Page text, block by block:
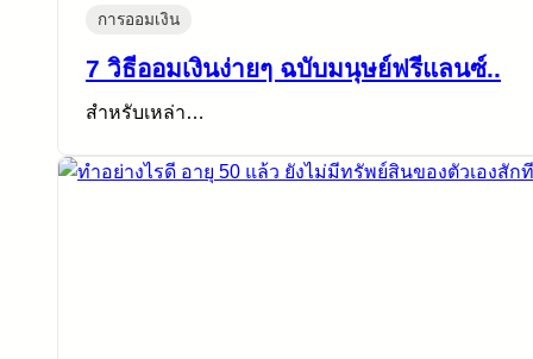
การออมเงิน
7 วิธีออมเงินง่ายๆ ฉบับมนุษย์ฟรีแลนซ์..
สำหรับเหล่า…